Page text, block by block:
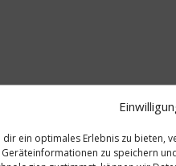
dir ein optimales Erlebnis zu bieten,
Geräteinformationen zu speichern